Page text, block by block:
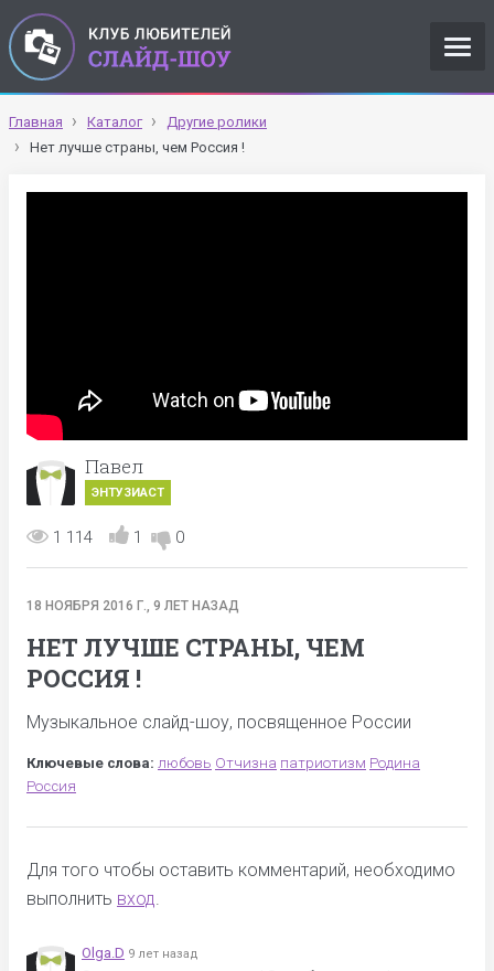
Главная Каталог
Другие ролики
Нет лучше страны, чем Россия !
Павел
ЭНТУЗИАСТ
1 114 1 0
18 НОЯБРЯ 2016 Г., 9 ЛЕТ НАЗАД
НЕТ ЛУЧШЕ СТРАНЫ, ЧЕМ
РОССИЯ !
Музыкальное слайд-шоу, посвященное России
Ключевые слова: любовь Отчизна патриотизм Родина
Россия
Для того чтобы оставить комментарий, необходимо
выполнить вход.
Olga.D 9 лет назад